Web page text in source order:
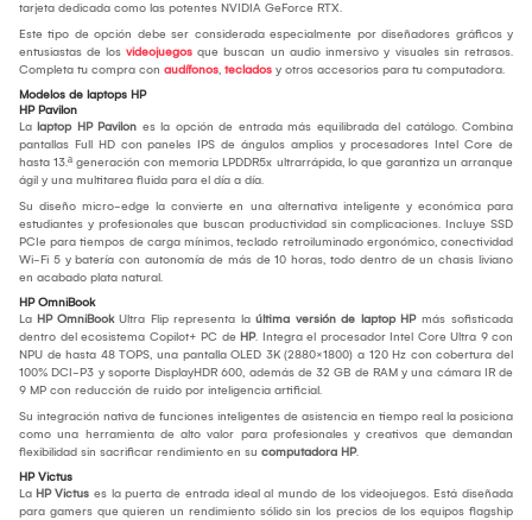
tarjeta dedicada como las potentes NVIDIA GeForce RTX.
Este tipo de opción debe ser considerada especialmente por diseñadores gráficos y
entusiastas de los videojuegos que buscan un audio inmersivo y visuales sin retrasos.
Completa tu compra con audífonos, teclados y otros accesorios para tu computadora.
Modelos de laptops HP
HP Pavilon
La laptop HP Pavilon es la opción de entrada más equilibrada del catálogo. Combina
pantallas Full HD con paneles IPS de ángulos amplios y procesadores Intel Core de
hasta 13.ª generación con memoria LPDDR5x ultrarrápida, lo que garantiza un arranque
ágil y una multitarea fluida para el día a día.
Su diseño micro-edge la convierte en una alternativa inteligente y económica para
estudiantes y profesionales que buscan productividad sin complicaciones. Incluye SSD
PCIe para tiempos de carga mínimos, teclado retroiluminado ergonómico, conectividad
Wi-Fi 5 y batería con autonomía de más de 10 horas, todo dentro de un chasis liviano
en acabado plata natural.
HP OmniBook
La HP OmniBookUltra Flip representa la última versión de laptop HPmás sofisticada
dentro del ecosistema Copilot+ PC de HP. Integra el procesador Intel Core Ultra 9 con
NPU de hasta 48 TOPS, una pantalla OLED 3K (2880×1800) a 120 Hz con cobertura del
100% DCI-P3 y soporte DisplayHDR 600, además de 32 GB de RAM y una cámara IR de
9 MP con reducción de ruido por inteligencia artificial.
Su integración nativa de funciones inteligentes de asistencia en tiempo real la posiciona
como una herramienta de alto valor para profesionales y creativos que demandan
flexibilidad sin sacrificar rendimiento en su computadora HP.
HP Victus
La HP Victus es la puerta de entrada ideal al mundo de los videojuegos. Está diseñada
para gamers que quieren un rendimiento sólido sin los precios de los equipos flagship